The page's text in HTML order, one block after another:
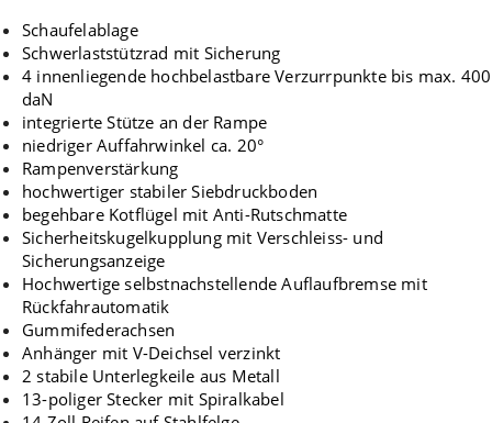
Schaufelablage
Schwerlaststützrad mit Sicherung
4 innenliegende hochbelastbare Verzurrpunkte bis max. 400
daN
integrierte Stütze an der Rampe
niedriger Auffahrwinkel ca. 20°
Rampenverstärkung
hochwertiger stabiler Siebdruckboden
begehbare Kotflügel mit Anti-Rutschmatte
Sicherheitskugelkupplung mit Verschleiss- und
Sicherungsanzeige
Hochwertige selbstnachstellende Auflaufbremse mit
Rückfahrautomatik
Gummifederachsen
Anhänger mit V-Deichsel verzinkt
2 stabile Unterlegkeile aus Metall
13-poliger Stecker mit Spiralkabel